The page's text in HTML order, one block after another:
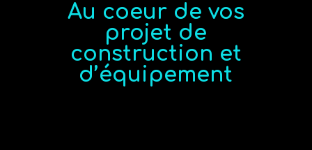
Au coeur de vos
projet de
construction et
d’équipement